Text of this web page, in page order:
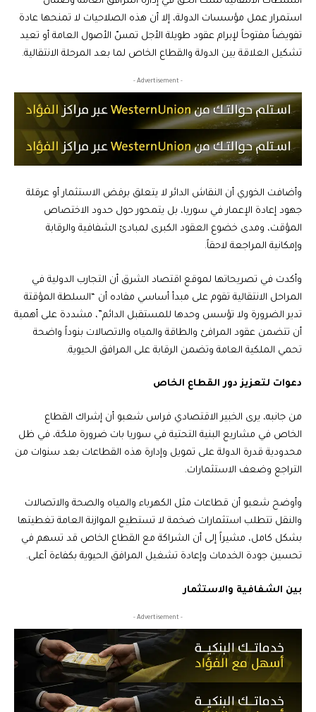
استمرار عمل مؤسسات الدولة، إلا أن هذه الصلاحيات لا تمنحها عادة
تفويضاً مفتوحاً لإبرام عقود طويلة الأجل تمسّ الأصول العامة أو تعيد
تشكيل العلاقة بين الدولة والقطاع الخاص لما بعد المرحلة الانتقالية.
- Advertisement -
وأضافت الخوري أن النقاش الدائر لا يتعلق برفض الاستثمار أو عرقلة
جهود إعادة الإعمار في سوريا، بل يتمحور حول حدود الاختصاص
المؤقت، ومدى خضوع العقود الكبرى لمبادئ الشفافية والرقابة
وإمكانية المراجعة لاحقاً.
وأكدت في تصريحاتها لموقع اقتصاد الشرق أن التجارب الدولية في
المراحل الانتقالية تقوم على مبدأ أساسي مفاده أن “السلطة المؤقتة
تدير الضرورة ولا تؤسس وحدها للمستقبل الدائم”، مشددة على أهمية
أن تتضمن عقود المرافئ والطاقة والمياه والاتصالات بنوداً واضحة
تحمي الملكية العامة وتضمن الرقابة على المرافق الحيوية.
دعوات لتعزيز دور القطاع الخاص
من جانبه، يرى الخبير الاقتصادي فراس شعبو أن إشراك القطاع
الخاص في مشاريع البنية التحتية في سوريا بات ضرورة ملحّة، في ظل
محدودية قدرة الدولة على تمويل وإدارة هذه القطاعات بعد سنوات من
التراجع وضعف الاستثمارات.
وأوضح شعبو أن قطاعات مثل الكهرباء والمياه والصحة والاتصالات
والنقل تتطلب استثمارات ضخمة لا تستطيع الموازنة العامة تغطيتها
بشكل كامل، مشيراً إلى أن الشراكة مع القطاع الخاص قد تسهم في
تحسين جودة الخدمات وإعادة تشغيل المرافق الحيوية بكفاءة أعلى.
بين الشفافية والاستثمار
- Advertisement -